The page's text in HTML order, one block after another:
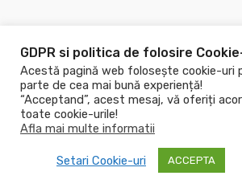
! Toate drepturile
Made with
by PWS
GDPR si politica de folosire
Acestă pagină web folosește cookie-uri
parte de cea mai bună experiență!
“Acceptand”, acest mesaj, vă oferiți
toate cookie-urile!
Afla mai multe informatii
Setari Cookie-uri ACCEPTA